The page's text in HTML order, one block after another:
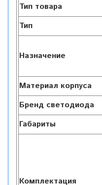
Тип товара
Тип
Назначение
Материал корпуса
Бренд светодиода
Габариты
Комплектация